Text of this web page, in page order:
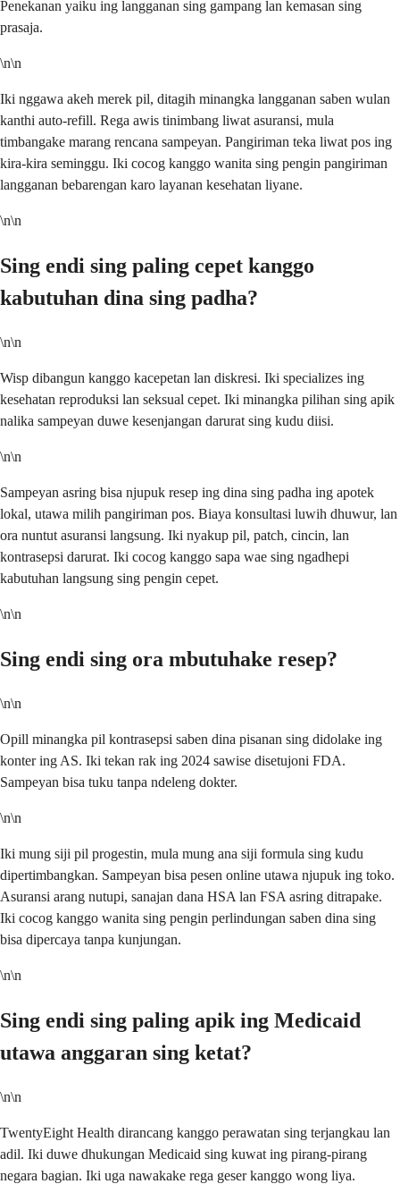
Penekanan yaiku ing langganan sing gampang lan kemasan sing
prasaja.
\n\n
Iki nggawa akeh merek pil, ditagih minangka langganan saben wulan
kanthi auto-refill. Rega awis tinimbang liwat asuransi, mula
timbangake marang rencana sampeyan. Pangiriman teka liwat pos ing
kira-kira seminggu. Iki cocog kanggo wanita sing pengin pangiriman
langganan bebarengan karo layanan kesehatan liyane.
\n\n
Sing endi sing paling cepet kanggo
kabutuhan dina sing padha?
\n\n
Wisp dibangun kanggo kacepetan lan diskresi. Iki specializes ing
kesehatan reproduksi lan seksual cepet. Iki minangka pilihan sing apik
nalika sampeyan duwe kesenjangan darurat sing kudu diisi.
\n\n
Sampeyan asring bisa njupuk resep ing dina sing padha ing apotek
lokal, utawa milih pangiriman pos. Biaya konsultasi luwih dhuwur, lan
ora nuntut asuransi langsung. Iki nyakup pil, patch, cincin, lan
kontrasepsi darurat. Iki cocog kanggo sapa wae sing ngadhepi
kabutuhan langsung sing pengin cepet.
\n\n
Sing endi sing ora mbutuhake resep?
\n\n
Opill minangka pil kontrasepsi saben dina pisanan sing didolake ing
konter ing AS. Iki tekan rak ing 2024 sawise disetujoni FDA.
Sampeyan bisa tuku tanpa ndeleng dokter.
\n\n
Iki mung siji pil progestin, mula mung ana siji formula sing kudu
dipertimbangkan. Sampeyan bisa pesen online utawa njupuk ing toko.
Asuransi arang nutupi, sanajan dana HSA lan FSA asring ditrapake.
Iki cocog kanggo wanita sing pengin perlindungan saben dina sing
bisa dipercaya tanpa kunjungan.
\n\n
Sing endi sing paling apik ing Medicaid
utawa anggaran sing ketat?
\n\n
TwentyEight Health dirancang kanggo perawatan sing terjangkau lan
adil. Iki duwe dhukungan Medicaid sing kuwat ing pirang-pirang
negara bagian. Iki uga nawakake rega geser kanggo wong liya.